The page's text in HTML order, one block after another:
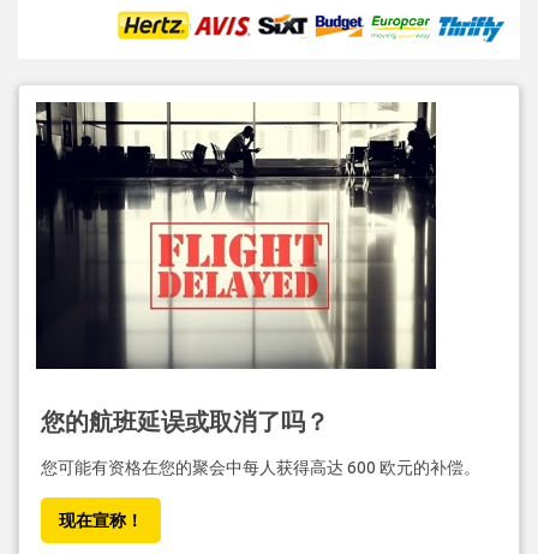
您的航班延误或取消了吗？
您可能有资格在您的聚会中每人获得高达 600 欧元的补偿。
现在宣称！